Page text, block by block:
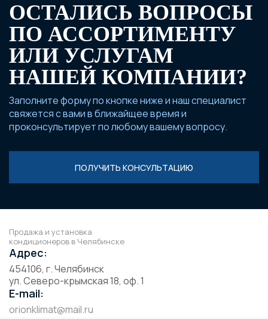
ОСТАЛИСЬ ВОПРОСЫ
ПО АССОРТИМЕНТУ
ИЛИ УСЛУГАМ
НАШЕЙ КОМПАНИИ?
Заполните форму по кнопке ниже и наш специалист
свяжется с вами в ближайщее время и
проконсультирует по любому вашему вопросу.
ПОЛУЧИТЬ КОНСУЛЬТАЦИЮ
Продажа и установка
кондиционеров в Челябинске
Адрес:
454106, г. Челябинск
ул. Северо-крымская 18, оф. 1
E-mail:
orionklimat@mail.ru